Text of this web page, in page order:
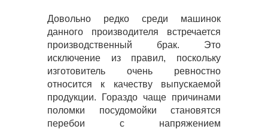
Довольно редко среди машинок
данного производителя встречается
производственный брак. Это
исключение из правил, поскольку
изготовитель очень ревностно
относится к качеству выпускаемой
продукции. Гораздо чаще причинами
поломки посудомойки становятся
перебои с напряжением